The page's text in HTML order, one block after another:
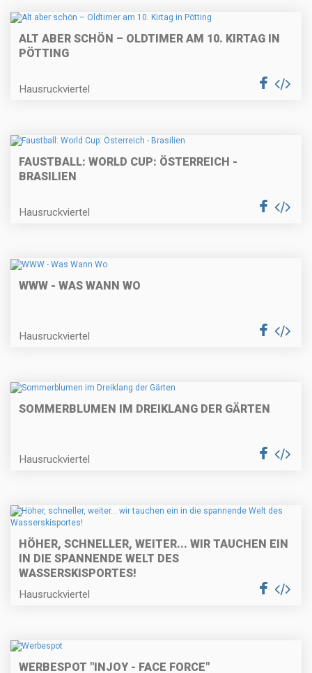
ALT ABER SCHÖN – OLDTIMER AM 10. KIRTAG IN
PÖTTING
Hausruckviertel
FAUSTBALL: WORLD CUP: ÖSTERREICH -
BRASILIEN
Hausruckviertel
WWW - WAS WANN WO
Hausruckviertel
SOMMERBLUMEN IM DREIKLANG DER GÄRTEN
Hausruckviertel
HÖHER, SCHNELLER, WEITER... WIR TAUCHEN EIN
IN DIE SPANNENDE WELT DES
WASSERSKISPORTES!
Hausruckviertel
WERBESPOT "INJOY - FACE FORCE"